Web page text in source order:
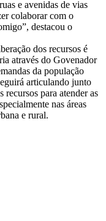
e avenidas de vias
colaborar com o
destacou o
dos recursos é
através do Govenador
da população
articulando junto
recursos para atender as
nas áreas
e rural.